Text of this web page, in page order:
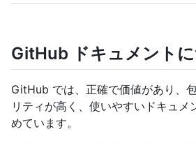
GitHub ドキュメント
GitHub では、正確で価値があり、
リティが高く、使いやすいドキュメ
めています。